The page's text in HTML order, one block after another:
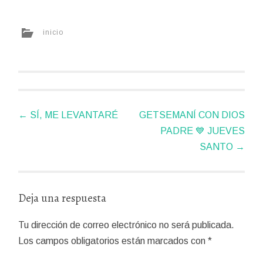
inicio
← SÍ, ME LEVANTARÉ
GETSEMANÍ CON DIOS
PADRE 💙 JUEVES
SANTO →
Deja una respuesta
Tu dirección de correo electrónico no será publicada.
Los campos obligatorios están marcados con*